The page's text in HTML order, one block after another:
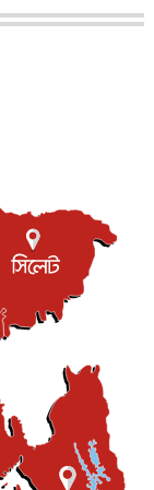
সৌদি আরবকে কতটা ন...
অপরাধে অস্বস্তি...
করছে মেক্সিকো ও
৮ আগস্ট, ২০২৬
কত চাইল ম্যানসিটি
যাবে ৬ সিনেমা
৮ আগস্ট, ২০২৬
হোক জীবন দেখার
৭ আগস্ট, ২০২৬